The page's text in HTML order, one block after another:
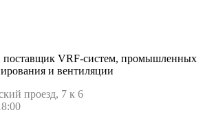
поставщик VRF-cистем, промышленных
и вентиляции
проезд, 7 к 6